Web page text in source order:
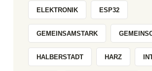
ELEKTRONIK ESP32
GEMEINSAMSTARK
HALBERSTADT HARZ